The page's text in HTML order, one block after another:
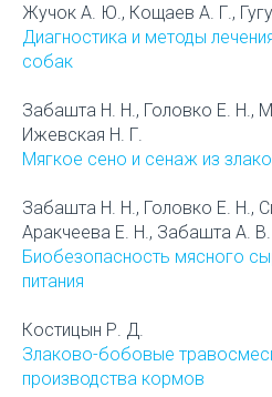
Жучок А. Ю., Кощаев А. Г.,
Диагностика и методы
собак
Забашта Н. Н., Головко Е. Н.,
Ижевская Н. Г.
Мягкое сено и сенаж из
Забашта Н. Н., Головко Е. Н.,
Аракчеева Е. Н., Забашта А. В.
Биобезопасность мясного
питания
Костицын Р. Д.
Злаково-бобовые
производства кормов